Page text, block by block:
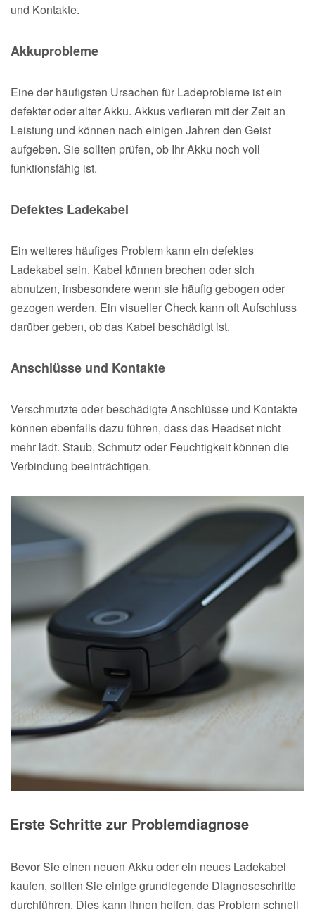
und Kontakte.
Akkuprobleme
Eine der häufigsten Ursachen für Ladeprobleme ist ein
defekter oder alter Akku. Akkus verlieren mit der Zeit an
Leistung und können nach einigen Jahren den Geist
aufgeben. Sie sollten prüfen, ob Ihr Akku noch voll
funktionsfähig ist.
Defektes Ladekabel
Ein weiteres häufiges Problem kann ein defektes
Ladekabel sein. Kabel können brechen oder sich
abnutzen, insbesondere wenn sie häufig gebogen oder
gezogen werden. Ein visueller Check kann oft Aufschluss
darüber geben, ob das Kabel beschädigt ist.
Anschlüsse und Kontakte
Verschmutzte oder beschädigte Anschlüsse und Kontakte
können ebenfalls dazu führen, dass das Headset nicht
mehr lädt. Staub, Schmutz oder Feuchtigkeit können die
Verbindung beeinträchtigen.
Erste Schritte zur Problemdiagnose
Bevor Sie einen neuen Akku oder ein neues Ladekabel
kaufen, sollten Sie einige grundlegende Diagnoseschritte
durchführen. Dies kann Ihnen helfen, das Problem schnell